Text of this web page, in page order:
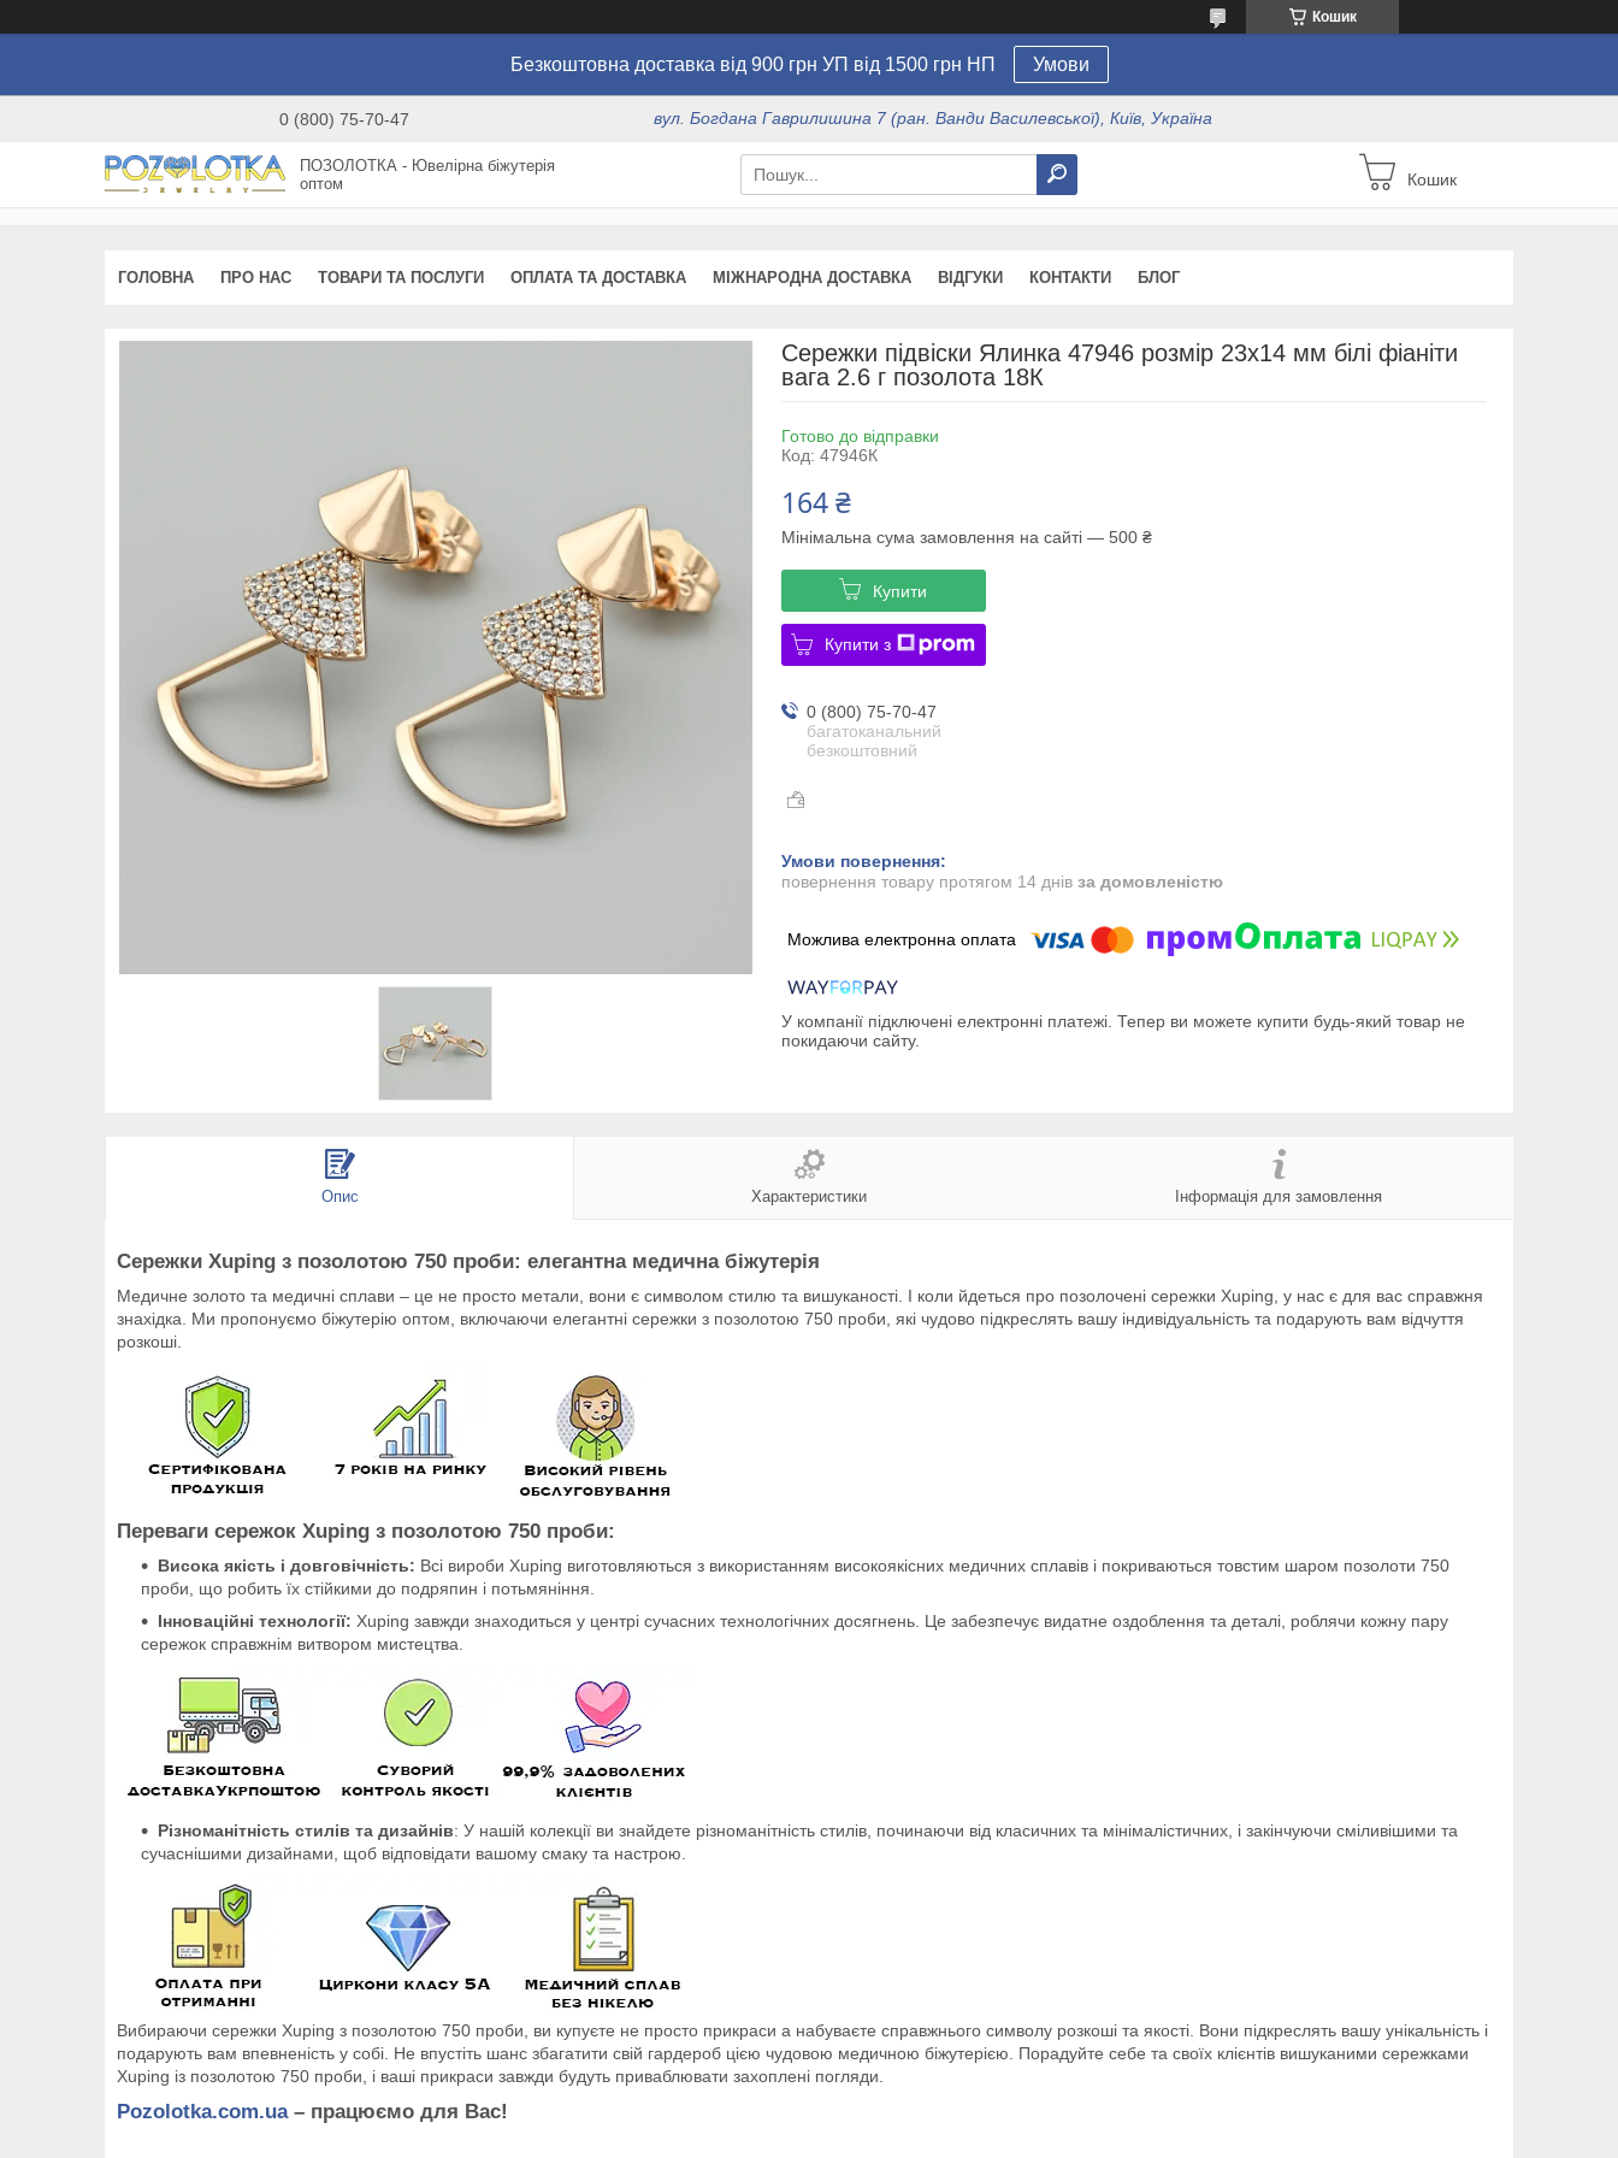
Кошик
Безкоштовна доставка від 900 грн УП від 1500 грн НП Умови
0 (800) 75-70-47 вул. Богдана Гаврилишина 7 (ран. Ванди Василевської), Київ, Україна
ПОЗОЛОТКА - Ювелірна біжутерія
оптом
Кошик
ГОЛОВНА ПРО НАС ТОВАРИ ТА ПОСЛУГИ ОПЛАТА ТА ДОСТАВКА МІЖНАРОДНА ДОСТАВКА ВІДГУКИ КОНТАКТИ БЛОГ
Сережки підвіски Ялинка 47946 розмір 23х14 мм білі фіаніти
вага 2.6 г позолота 18К
Готово до відправки
Код: 47946К
164 ₴
Мінімальна сума замовлення на сайті — 500 ₴
Купити
Купити з
0 (800) 75-70-47
багатоканальний
безкоштовний
повернення товару протягом 14 днів за домовленістю
У компанії підключені електронні платежі. Тепер ви можете купити будь-який товар не
покидаючи сайту.
Опис Характеристики Інформація для замовлення
Сережки Xuping з позолотою 750 проби: елегантна медична біжутерія
Медичне золото та медичні сплави – це не просто метали, вони є символом стилю та вишуканості. І коли йдеться про позолочені сережки Xuping, у нас є для вас справжня
знахідка. Ми пропонуємо біжутерію оптом, включаючи елегантні сережки з позолотою 750 проби, які чудово підкреслять вашу індивідуальність та подарують вам відчуття
розкоші.
Переваги сережок Xuping з позолотою 750 проби:
Висока якість і довговічність: Всі вироби Xuping виготовляються з використанням високоякісних медичних сплавів і покриваються товстим шаром позолоти 750
проби, що робить їх стійкими до подряпин і потьмяніння.
Інноваційні технології: Xuping завжди знаходиться у центрі сучасних технологічних досягнень. Це забезпечує видатне оздоблення та деталі, роблячи кожну пару
сережок справжнім витвором мистецтва.
Різноманітність стилів та дизайнів: У нашій колекції ви знайдете різноманітність стилів, починаючи від класичних та мінімалістичних, і закінчуючи сміливішими та
сучаснішими дизайнами, щоб відповідати вашому смаку та настрою.
Вибираючи сережки Xuping з позолотою 750 проби, ви купуєте не просто прикраси а набуваєте справжнього символу розкоші та якості. Вони підкреслять вашу унікальність і
подарують вам впевненість у собі. Не впустіть шанс збагатити свій гардероб цією чудовою медичною біжутерією. Порадуйте себе та своїх клієнтів вишуканими сережками
Xuping із позолотою 750 проби, і ваші прикраси завжди будуть приваблювати захоплені погляди.
Pozolotka.com.ua– працюємо для Вас!